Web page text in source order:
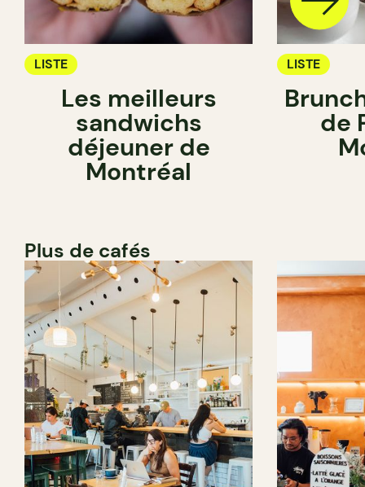
LISTE
Les meilleurs
sandwichs
déjeuner de
Montréal
LISTE
de
Plus de cafés